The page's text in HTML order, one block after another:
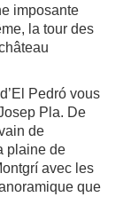
imposante
la tour des
Pedró vous
Pla. De
de
plaine de
avec les
que